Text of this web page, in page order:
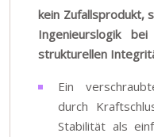
kein Zufallsprodukt,
Ingenieurslogik
strukturellen
Ein
durch
Stabilität als